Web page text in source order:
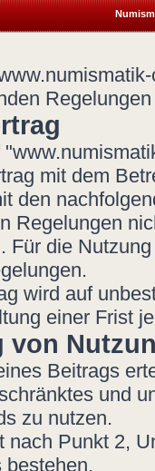
mit dem
den
Regelungen
Für die
wird auf
einer Frist
von
Beitrags
und
zu nutzen.
nach Punkt 2,
bestehen.